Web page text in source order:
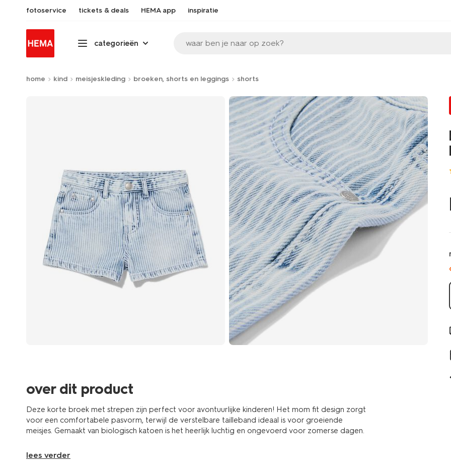
fotoservice tickets & deals HEMA app inspiratie
categorieën waar ben je naar op zoek?
home kind meisjeskleding broeken, shorts en leggings shorts
over dit product
Deze korte broek met strepen zijn perfect voor avontuurlijke kinderen! Het mom fit design zorgt
voor een comfortabele pasvorm, terwijl de verstelbare tailleband ideaal is voor groeiende
meisjes. Gemaakt van biologisch katoen is het heerlijk luchtig en ongevoerd voor zomerse dagen.
lees verder